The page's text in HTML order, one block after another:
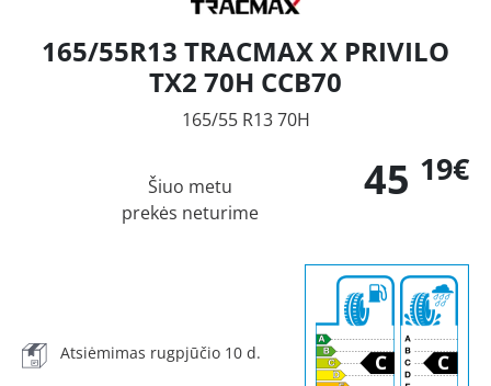
165/55R13 TRACMAX X PRIVILO
TX2 70H CCB70
165/55 R13 70H
45 19€
Šiuo metu
prekės neturime
Atsiėmimas rugpjūčio 10 d.